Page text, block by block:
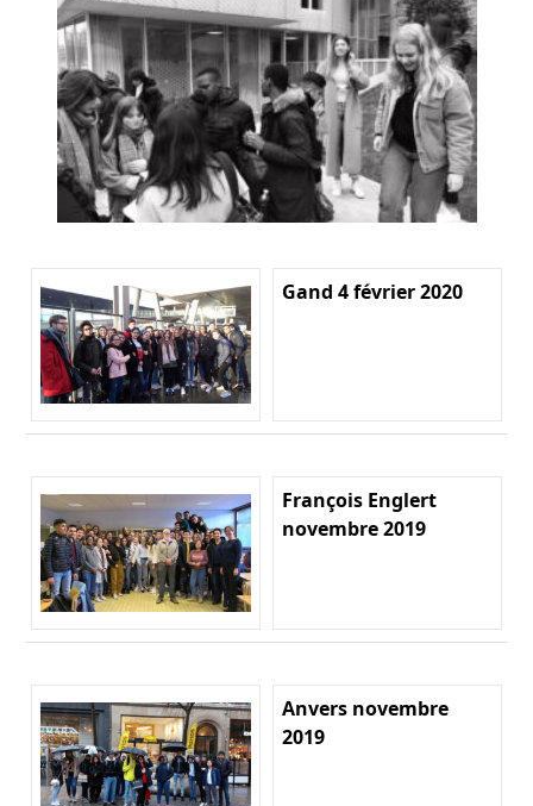
Gand 4 février 2020
François Englert
novembre 2019
Anvers novembre
2019